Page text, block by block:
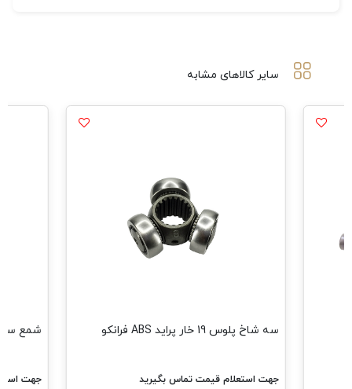
سایر کالاهای مشابه
سه شاخ پلوس 19 خار پراید ABS فرانکو
جهت استعلام قیمت تماس بگیرید
شمع
جهت